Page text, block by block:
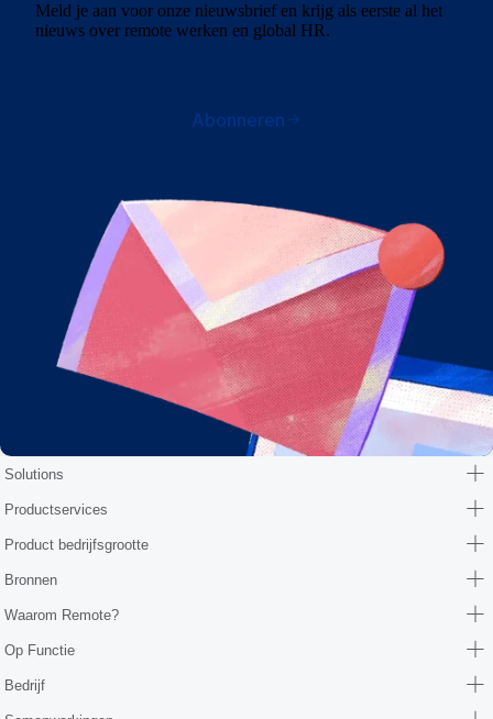
Meld je aan voor onze nieuwsbrief en krijg als eerste al het
nieuws over remote werken en global HR.
Abonneren
Solutions
Productservices
Product bedrijfsgrootte
Bronnen
Waarom Remote?
Op Functie
Bedrijf